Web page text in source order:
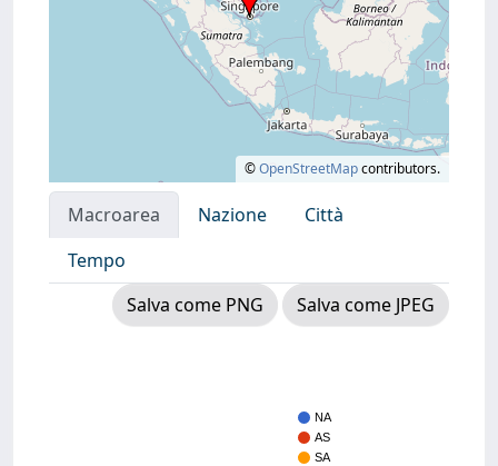
©OpenStreetMapcontributors.
Macroarea Nazione
Città
Tempo
Salva come PNG
Salva come JPEG
NA
AS
SA